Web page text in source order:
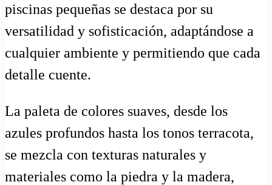
piscinas pequeñas se destaca por su
versatilidad y sofisticación, adaptándose a
cualquier ambiente y permitiendo que cada
detalle cuente.
La paleta de colores suaves, desde los
azules profundos hasta los tonos terracota,
se mezcla con texturas naturales y
materiales como la piedra y la madera,